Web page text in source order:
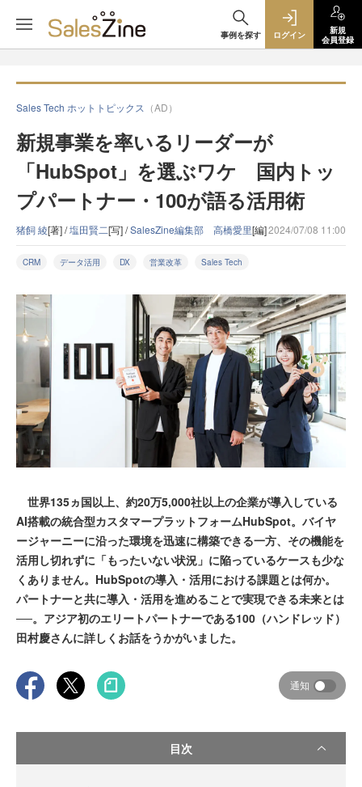
事例を探す ログイン
新規
会員登録
Sales Tech ホットトピックス （AD）
新規事業を率いるリーダーが
「HubSpot」を選ぶワケ 国内トッ
プパートナー・100が語る活用術
猪飼 綾[著] /塩田賢二[写] /SalesZine編集部 高橋愛里[編]2024/07/08 11:00
CRM データ活用 DX 営業改革 Sales Tech
世界135ヵ国以上、約20万5,000社以上の企業が導入している
AI搭載の統合型カスタマープラットフォームHubSpot。バイヤ
ージャーニーに沿った環境を迅速に構築できる一方、その機能を
活用し切れずに「もったいない状況」に陥っているケースも少な
くありません。HubSpotの導入・活用における課題とは何か。
パートナーと共に導入・活用を進めることで実現できる未来とは
──。アジア初のエリートパートナーである100（ハンドレッド）
田村慶さんに詳しくお話をうかがいました。
通知
目次